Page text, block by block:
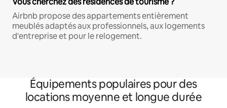
Airbnb propose des appartements entièrement
meublés adaptés aux professionnels, aux logements
d'entreprise et pour le relogement.
Équipements populaires pour des
locations moyenne et longue durée